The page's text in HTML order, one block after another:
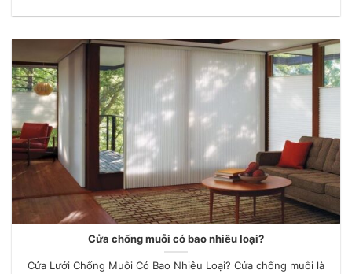
Cửa chống muỗi có bao nhiêu loại?
Cửa Lưới Chống Muỗi Có Bao Nhiêu Loại? Cửa chống muỗi là